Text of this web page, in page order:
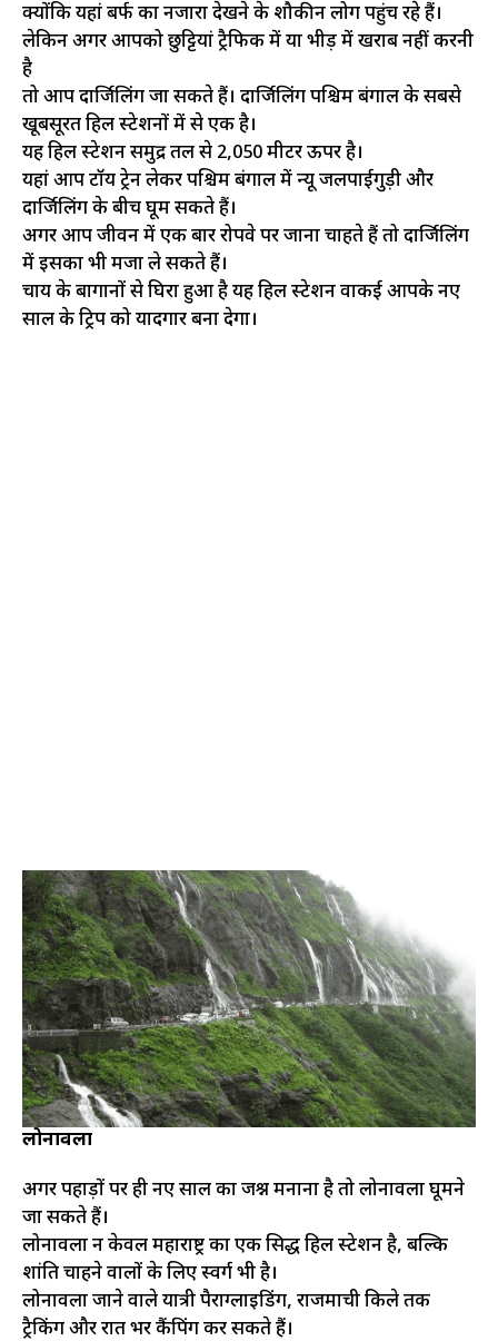
क्योंकि यहां बर्फ का नजारा देखने के शौकीन लोग पहुंच रहे हैं।
लेकिन अगर आपको छुट्टियां ट्रैफिक में या भीड़ में खराब नहीं करनी
है
तो आप दार्जिलिंग जा सकते हैं। दार्जिलिंग पश्चिम बंगाल के सबसे
खूबसूरत हिल स्टेशनों में से एक है।
यह हिल स्टेशन समुद्र तल से 2,050 मीटर ऊपर है।
यहां आप टॉय ट्रेन लेकर पश्चिम बंगाल में न्यू जलपाईगुड़ी और
दार्जिलिंग के बीच घूम सकते हैं।
अगर आप जीवन में एक बार रोपवे पर जाना चाहते हैं तो दार्जिलिंग
में इसका भी मजा ले सकते हैं।
चाय के बागानों से घिरा हुआ है यह हिल स्टेशन वाकई आपके नए
साल के ट्रिप को यादगार बना देगा।
लोनावला
अगर पहाड़ों पर ही नए साल का जश्न मनाना है तो लोनावला घूमने
जा सकते हैं।
लोनावला न केवल महाराष्ट्र का एक प्रसिद्ध हिल स्टेशन है, बल्कि
शांति चाहने वालों के लिए स्वर्ग भी है।
लोनावला जाने वाले यात्री पैराग्लाइडिंग, राजमाची किले तक
ट्रैकिंग और रात भर कैंपिंग कर सकते हैं।